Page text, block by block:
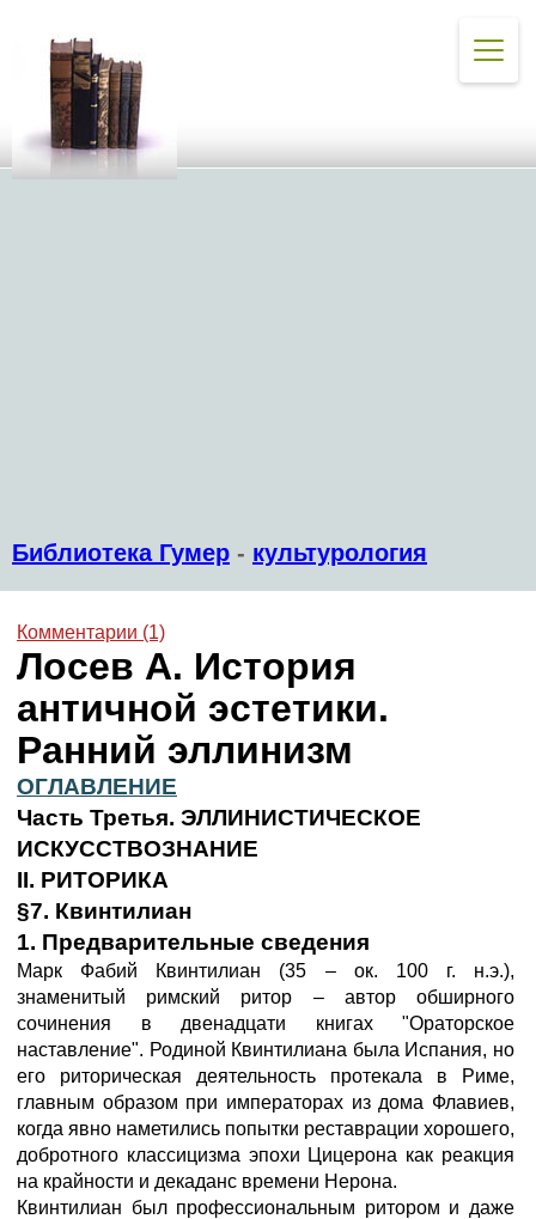
Библиотека Гумер - культурология
Комментарии (1)
Лосев А. История
античной эстетики.
Ранний эллинизм
ОГЛАВЛЕНИЕ
Часть Третья. ЭЛЛИНИСТИЧЕСКОЕ
ИСКУССТВОЗНАНИЕ
II. РИТОРИКА
§7. Квинтилиан
1. Предварительные сведения
Марк Фабий Квинтилиан (35 – ок. 100 г. н.э.),
знаменитый римский ритор – автор обширного
сочинения в двенадцати книгах "Ораторское
наставление". Родиной Квинтилиана была Испания, но
его риторическая деятельность протекала в Риме,
главным образом при императорах из дома Флавиев,
когда явно наметились попытки реставрации хорошего,
добротного классицизма эпохи Цицерона как реакция
на крайности и декаданс времени Нерона.
Квинтилиан был профессиональным ритором и даже